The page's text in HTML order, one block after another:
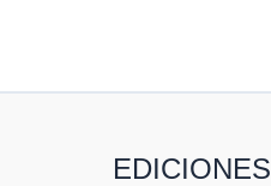
EDICIONES